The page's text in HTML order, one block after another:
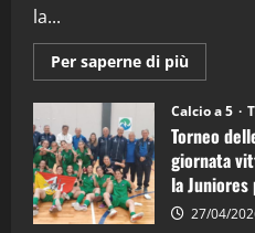
la...
Per saperne di più
Torneo
delle
Regioni
di
calcio
a
5:
la
Calcio a 5
Torneo
giornata
la Juniores
27/04/